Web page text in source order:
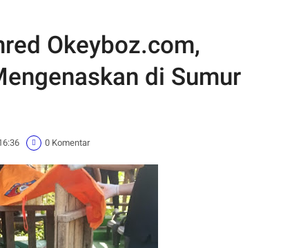
Okeyboz.com,
di Sumur
0 Komentar